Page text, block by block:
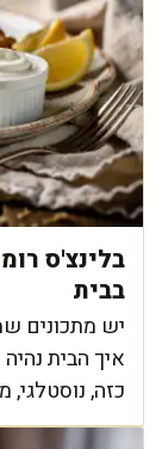
בלינצ'ס
בבית
יש מתכונים
איך הבית
כזה,